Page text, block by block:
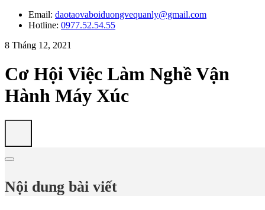
Email: daotaovaboiduongvequanly@gmail.com
Hotline: 0977.52.54.55
8 Tháng 12, 2021
Cơ Hội Việc Làm Nghề Vận
Hành Máy Xúc
Nội dung bài viết